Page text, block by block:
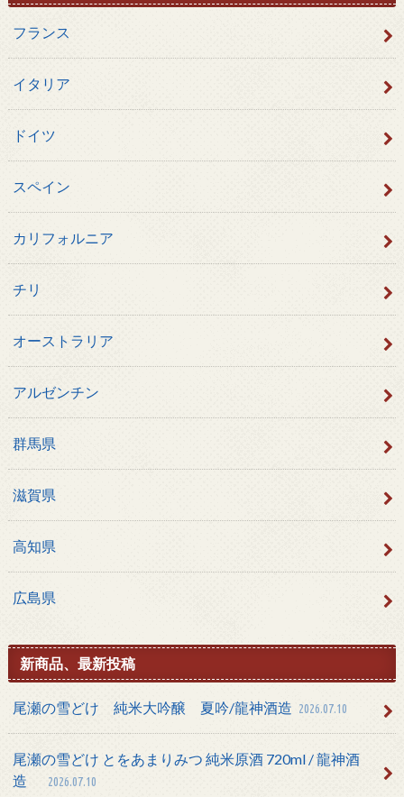
フランス
イタリア
ドイツ
スペイン
カリフォルニア
チリ
オーストラリア
アルゼンチン
群馬県
滋賀県
高知県
広島県
新商品、最新投稿
尾瀬の雪どけ 純米大吟醸 夏吟/龍神酒造 2026.07.10
尾瀬の雪どけ とをあまりみつ 純米原酒 720ml / 龍神酒
造
2026.07.10